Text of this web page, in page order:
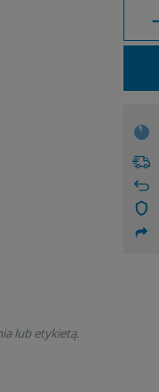
-
lub etykietą.